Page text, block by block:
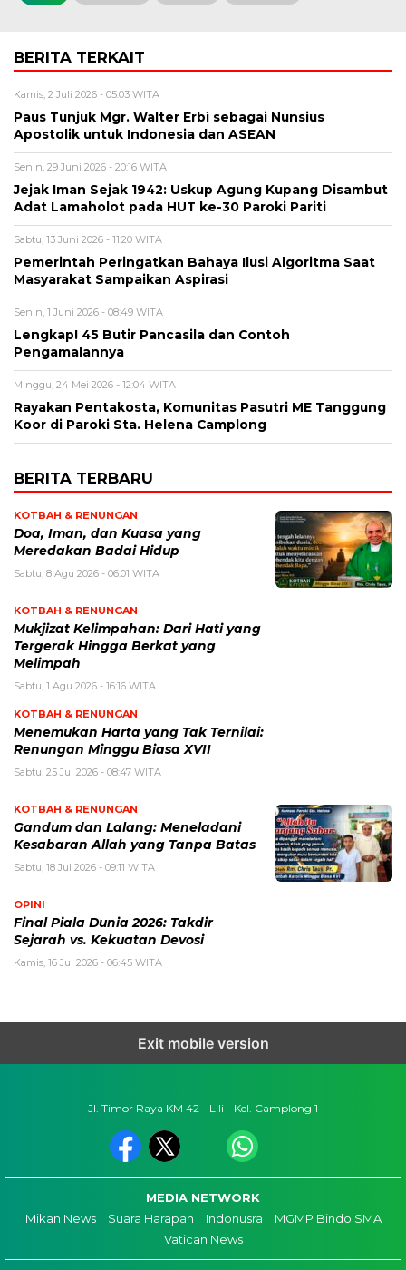
BERITA TERKAIT
Kamis, 2 Juli 2026 - 05:03 WITA
Paus Tunjuk Mgr. Walter Erbì sebagai Nunsius
Apostolik untuk Indonesia dan ASEAN
Senin, 29 Juni 2026 - 20:16 WITA
Jejak Iman Sejak 1942: Uskup Agung Kupang Disambut
Adat Lamaholot pada HUT ke-30 Paroki Pariti
Sabtu, 13 Juni 2026 - 11:20 WITA
Pemerintah Peringatkan Bahaya Ilusi Algoritma Saat
Masyarakat Sampaikan Aspirasi
Senin, 1 Juni 2026 - 08:49 WITA
Lengkap! 45 Butir Pancasila dan Contoh
Pengamalannya
Minggu, 24 Mei 2026 - 12:04 WITA
Rayakan Pentakosta, Komunitas Pasutri ME Tanggung
Koor di Paroki Sta. Helena Camplong
BERITA TERBARU
KOTBAH & RENUNGAN
​Doa, Iman, dan Kuasa yang
Meredakan Badai Hidup
Sabtu, 8 Agu 2026 - 06:01 WITA
KOTBAH & RENUNGAN
Mukjizat Kelimpahan: Dari Hati yang
Tergerak Hingga Berkat yang
Melimpah
Sabtu, 1 Agu 2026 - 16:16 WITA
KOTBAH & RENUNGAN
Menemukan Harta yang Tak Ternilai:
Renungan Minggu Biasa XVII
Sabtu, 25 Jul 2026 - 08:47 WITA
KOTBAH & RENUNGAN
Gandum dan Lalang: Meneladani
Kesabaran Allah yang Tanpa Batas
Sabtu, 18 Jul 2026 - 09:11 WITA
OPINI
Final Piala Dunia 2026: Takdir
Sejarah vs. Kekuatan Devosi
Kamis, 16 Jul 2026 - 06:45 WITA
Exit mobile version
Jl. Timor Raya KM 42 - Lili - Kel. Camplong 1
MEDIA NETWORK
Mikan News
Suara Harapan Indonusra
MGMP Bindo SMA
Vatican News